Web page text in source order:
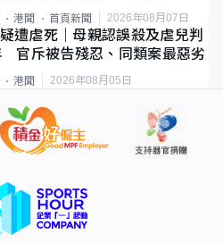
港聞 首頁新聞 2026年08月07日
遭虐死｜母親認誤殺及虐兒判
官斥被告殘忍、同類案最惡劣
港聞 2026年08月05日